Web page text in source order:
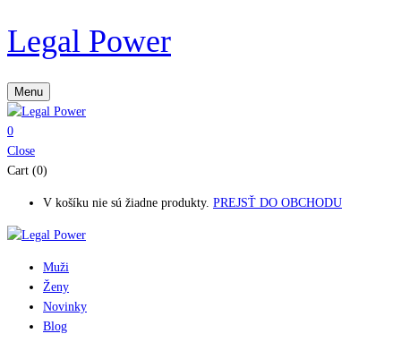
Legal Power
Menu
0
Close
Cart (0)
V košíku nie sú žiadne produkty. PREJSŤ DO OBCHODU
Muži
Ženy
Novinky
Blog